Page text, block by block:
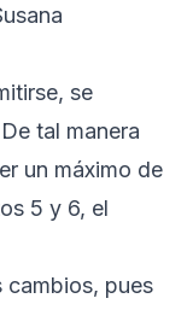
se
tal manera
un máximo de
5 y 6, el
cambios, pues